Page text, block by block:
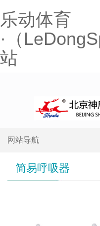
乐动体育
·（
站
网站导航
简易呼吸器